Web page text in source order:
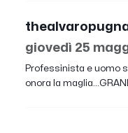
giovedì 25
Professinista e uomo
onora la